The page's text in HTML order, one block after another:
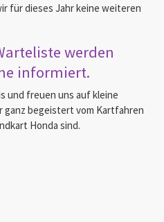
für dieses Jahr keine weiteren
werden
informiert.
und freuen uns auf kleine
begeistert vom Kartfahren
Honda sind.